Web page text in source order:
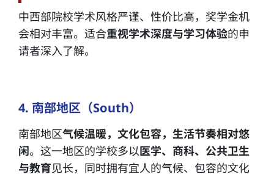
中西部院校学术风格严谨、性价比高，奖学金机
会相对丰富。适合重视学术深度与学习体验的申
请者深入了解。
4. 南部地区（South）
南部地区气候温暖，文化包容，生活节奏相对悠
闲。这一地区的学校多以医学、商科、公共卫生
与教育见长，同时拥有宜人的气候、包容的文化